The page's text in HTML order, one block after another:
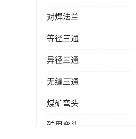
对焊法兰
等径三通
异径三通
无缝三通
煤矿弯头
矿用弯头